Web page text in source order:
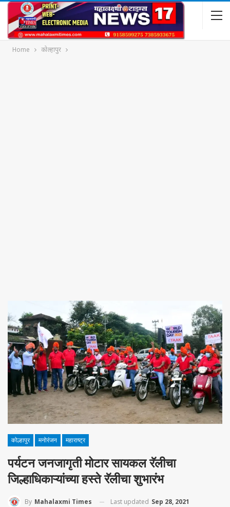
Home कोल्हापुर
कोल्हापुर मनोरंजन महाराष्ट्र
पर्यटन जनजागृती मोटार सायकल रॅलीचा
जिल्हाधिकाऱ्यांच्या हस्ते रॅलीचा शुभारंभ
By Mahalaxmi Times Last updated Sep 28, 2021